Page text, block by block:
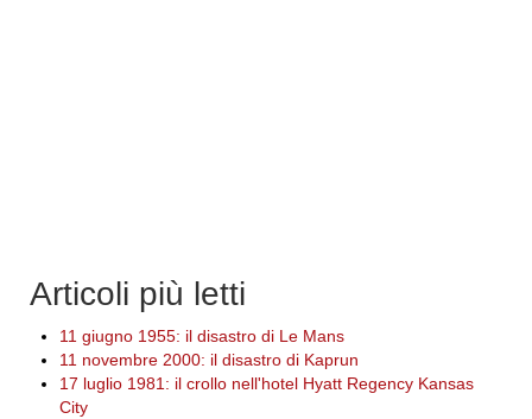
Articoli più letti
11 giugno 1955: il disastro di Le Mans
11 novembre 2000: il disastro di Kaprun
17 luglio 1981: il crollo nell'hotel Hyatt Regency Kansas
City